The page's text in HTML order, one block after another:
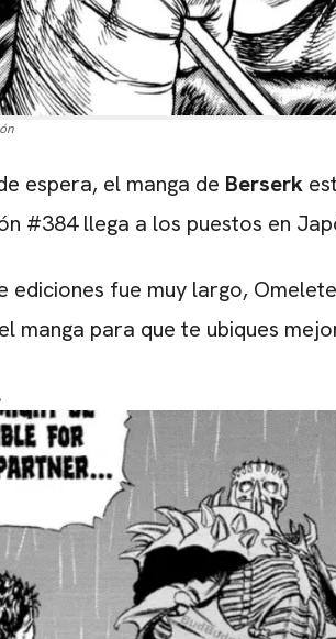
espera, el manga de Berserk
#384 llega a los puestos en
ediciones fue muy largo,
manga para que te ubiques